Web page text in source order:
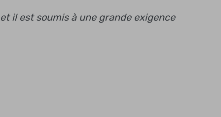
il est soumis à une grande exigence